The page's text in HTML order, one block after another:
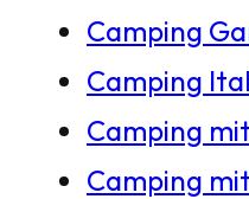
Camping
Camping
Camping
Camping